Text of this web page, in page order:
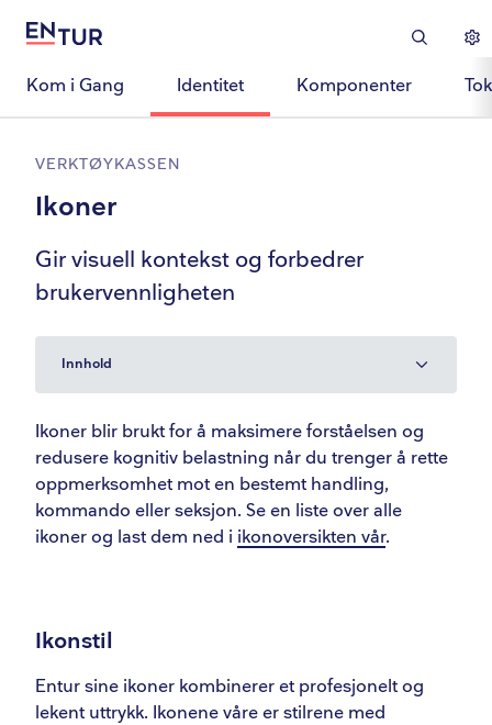
Kom i Gang Identitet Komponenter
VERKTØYKASSEN
Ikoner
Gir visuell kontekst og forbedrer
brukervennligheten
Innhold
Ikonstil
Ikonfarge
Prinsipper
Ikonoppbygging
Ikoner blir brukt for å maksimere forståelsen og
redusere kognitiv belastning når du trenger å rette
oppmerksomhet mot en bestemt handling,
kommando eller seksjon. Se en liste over alle
ikoner og last dem ned i ikonoversikten vår.
Ikonstil
Entur sine ikoner kombinerer et profesjonelt og
lekent uttrykk. Ikonene våre er stilrene med